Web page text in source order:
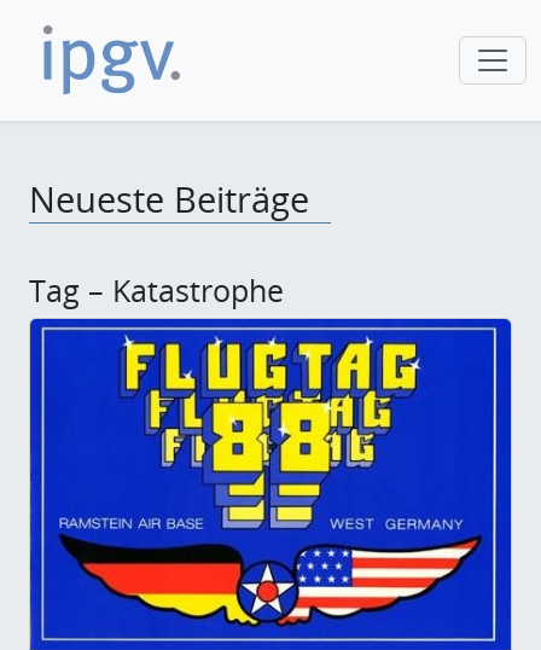
Neueste Beiträge
Tag – Katastrophe